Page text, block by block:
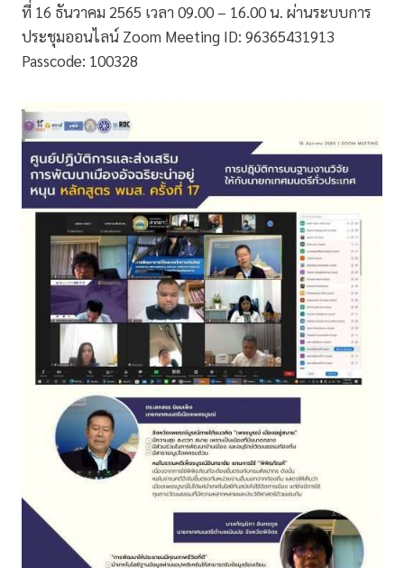
ที่ 16 ธันวาคม 2565 เวลา 09.00 – 16.00 น. ผ่านระบบการ
ประชุมออนไลน์ Zoom Meeting ID: 96365431913
Passcode: 100328